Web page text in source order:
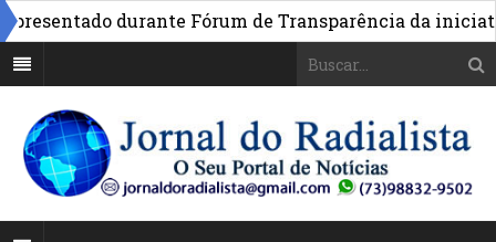
durante Fórum de Transparência da iniciativa